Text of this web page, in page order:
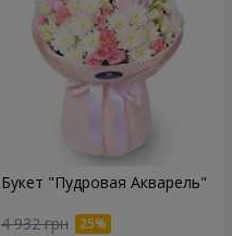
Букет "Пудровая Акварель"
4 932 грн